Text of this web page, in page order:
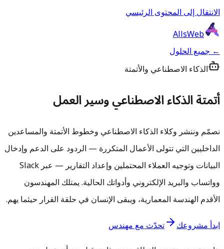
الانتقال إلى المحتوى الرئيسي
AllsWeb
← جميع الحلول
الذكاء الاصطناعي والأتمتة
أتمتة الذكاء الاصطناعي وسير العمل
نصمّم وننشر وكلاء الذكاء الاصطناعي وخطوط الأتمتة والمساعدين
الداخليين التي تتولى الأعمال المتكررة — الردود على الدعم وإدخال
البيانات وتوجيه العملاء المحتملين وإعداد التقارير — عبر Slack
وواتساب والبريد الإلكتروني وأدواتك الحالية. يمتلك المهندسون
الأقدم الهندسة المعمارية، ويبقى الإنسان في حلقة القرار حيثما يهم.
ابدأ مشروعك
تحدّث مع مهندس